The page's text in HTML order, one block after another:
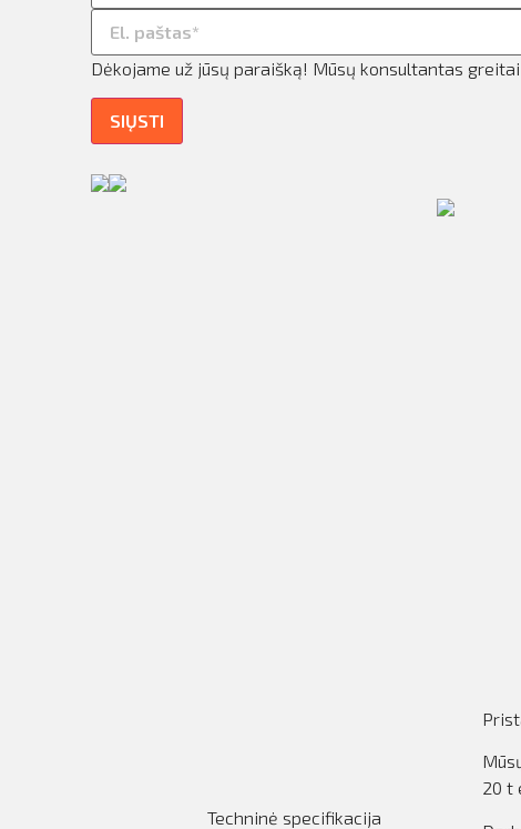
Dėkojame už jūsų paraišką! Mūsų konsultantas
SIŲSTI
Techninė specifikacija
20 t